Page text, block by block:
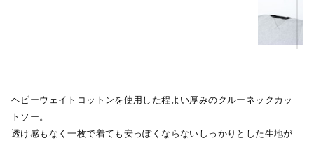
ヘビーウェイトコットンを使用した程よい厚みのクルーネックカッ
トソー。
透け感もなく一枚で着ても安っぽくならないしっかりとした生地が